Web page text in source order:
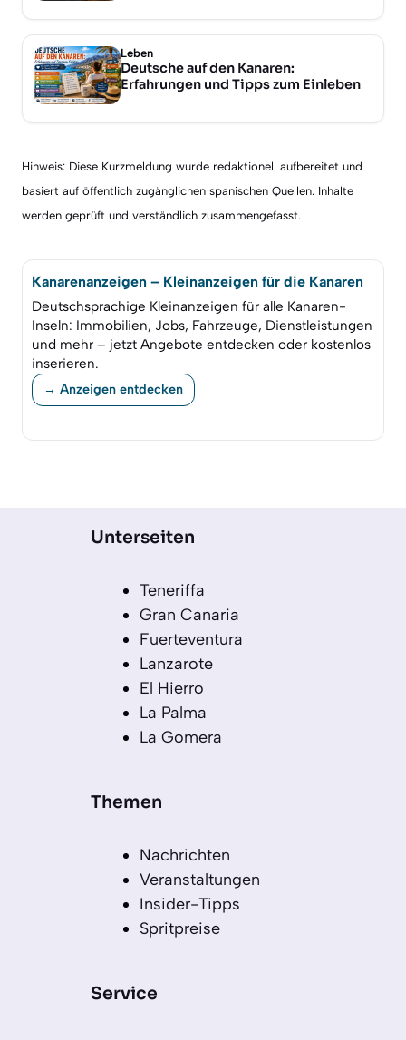
Leben
Deutsche auf den Kanaren:
Erfahrungen und Tipps zum Einleben
Hinweis: Diese Kurzmeldung wurde redaktionell aufbereitet und
basiert auf öffentlich zugänglichen spanischen Quellen. Inhalte
werden geprüft und verständlich zusammengefasst.
Kanarenanzeigen – Kleinanzeigen für die Kanaren
Deutschsprachige Kleinanzeigen für alle Kanaren-
Inseln: Immobilien, Jobs, Fahrzeuge, Dienstleistungen
und mehr – jetzt Angebote entdecken oder kostenlos
inserieren.
→ Anzeigen entdecken
Unterseiten
Teneriffa
Gran Canaria
Fuerteventura
Lanzarote
El Hierro
La Palma
La Gomera
Themen
Nachrichten
Veranstaltungen
Insider-Tipps
Spritpreise
Service